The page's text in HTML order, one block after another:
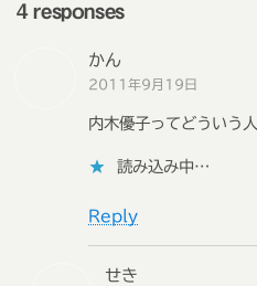
4 responses
かん
2011年9月19日
内木優子ってどういう
読み込み中…
Reply
せき